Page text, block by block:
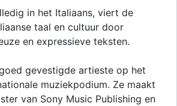
in het Italiaans, viert de
taal en cultuur door
en expressieve teksten.
gevestigde artieste op het
muziekpodium. Ze maakt
van Sony Music Publishing en